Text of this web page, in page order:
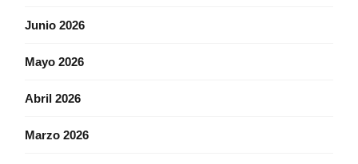
Junio 2026
Mayo 2026
Abril 2026
Marzo 2026